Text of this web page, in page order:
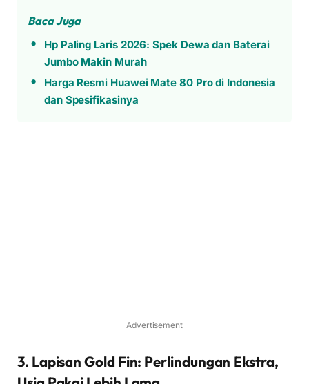
Baca Juga
Hp Paling Laris 2026: Spek Dewa dan Baterai
Jumbo Makin Murah
Harga Resmi Huawei Mate 80 Pro di Indonesia
dan Spesifikasinya
Advertisement
3. Lapisan Gold Fin: Perlindungan Ekstra,